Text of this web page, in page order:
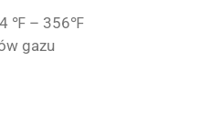
℉ – 356℉
gazu